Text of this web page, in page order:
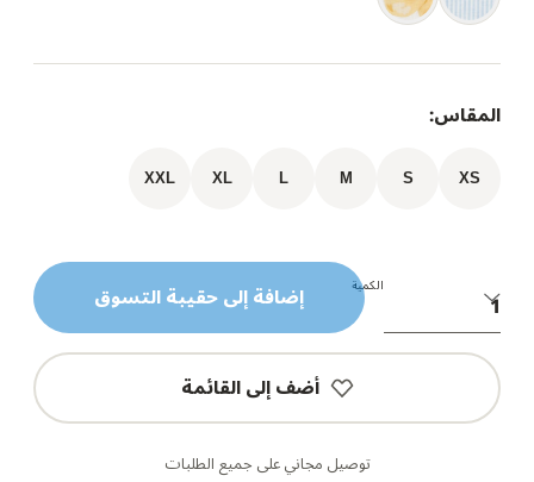
المقاس:
XS
S
M
L
XL
XXL
الكمية إضافة إلى حقيبة التسوق
أضف إلى القائمة
توصيل مجاني على جميع الطلبات